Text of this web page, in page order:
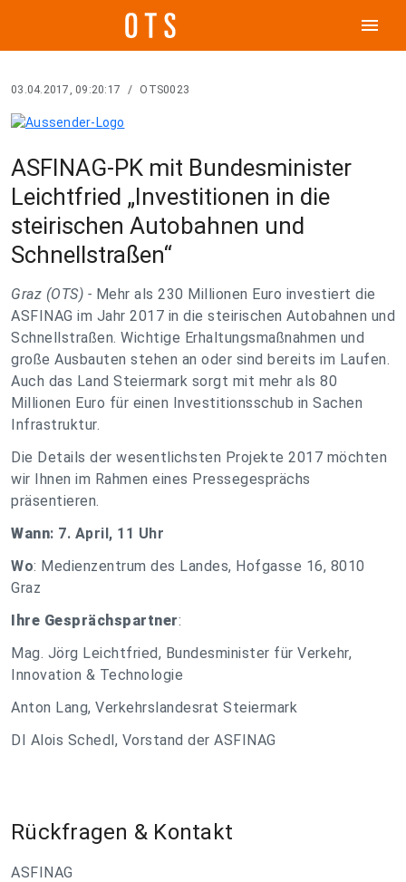
menu
03.04.2017, 09:20:17 / OTS0023
ASFINAG-PK mit Bundesminister
Leichtfried „Investitionen in die
steirischen Autobahnen und
Schnellstraßen“
Graz (OTS) - Mehr als 230 Millionen Euro investiert die
ASFINAG im Jahr 2017 in die steirischen Autobahnen und
Schnellstraßen. Wichtige Erhaltungsmaßnahmen und
große Ausbauten stehen an oder sind bereits im Laufen.
Auch das Land Steiermark sorgt mit mehr als 80
Millionen Euro für einen Investitionsschub in Sachen
Infrastruktur.
Die Details der wesentlichsten Projekte 2017 möchten
wir Ihnen im Rahmen eines Pressegesprächs
präsentieren.
Wann: 7. April, 11 Uhr
Wo: Medienzentrum des Landes, Hofgasse 16, 8010
Graz
Ihre Gesprächspartner:
Mag. Jörg Leichtfried, Bundesminister für Verkehr,
Innovation & Technologie
Anton Lang, Verkehrslandesrat Steiermark
DI Alois Schedl, Vorstand der ASFINAG
Rückfragen & Kontakt
ASFINAG